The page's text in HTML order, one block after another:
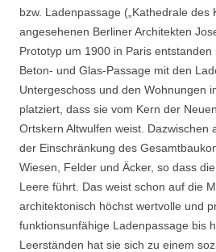
bzw. Ladenpassage („Kathedrale des
angesehenen Berliner Architekten
Prototyp um 1900 in Paris
Beton- und Glas-Passage mit den
Untergeschoss und den Wohnungen
platziert, dass sie vom Kern der
Ortskern Altwulfen weist. Dazwischen
der Einschränkung des
Wiesen, Felder und Äcker, so dass
Leere führt. Das weist schon auf die
architektonisch höchst wertvolle und
funktionsunfähige Ladenpassage bis
Leerständen hat sie sich zu einem